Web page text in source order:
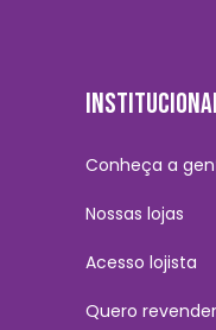
Conheça a
Nossas lojas
Acesso lojista
Quero revender